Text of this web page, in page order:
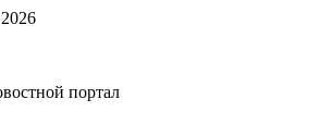
портал